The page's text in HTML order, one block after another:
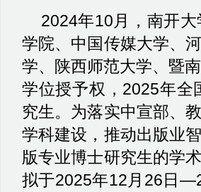
2024年10月，南开
学院、中国传媒大学、
学、陕西师范大学、暨
学位授予权， 2025年全
究生。为落实中宣部、
学科建设，推动出版业
版专业博士研究生的学
拟于2025年12月 26 日—